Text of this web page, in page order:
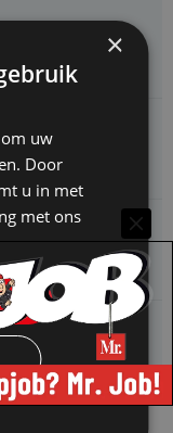
een
×
uw
Door
u in met
met ons